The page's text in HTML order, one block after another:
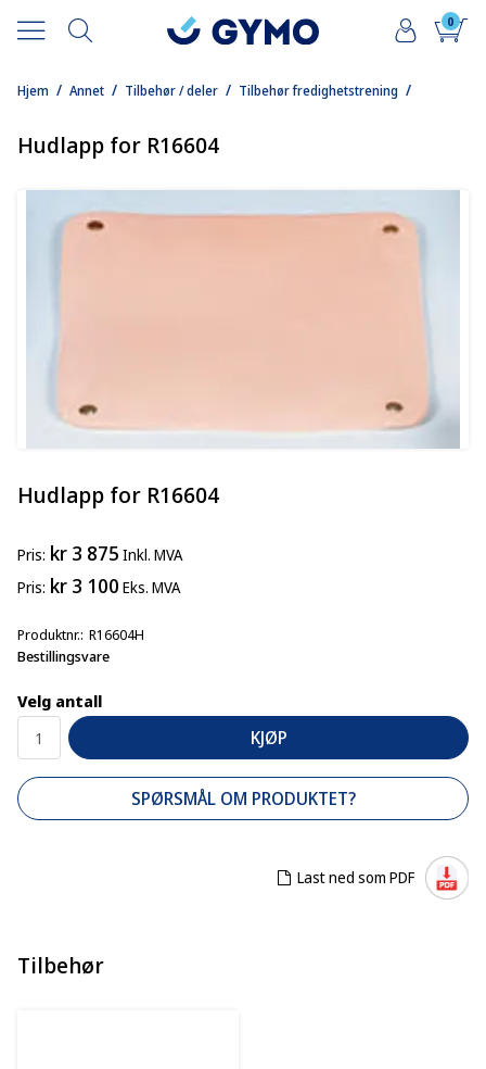
0
/
Hjem /
Annet /
Tilbehør / deler /
Tilbehør fredighetstrening
Hudlapp for R16604
Hudlapp for R16604
Pris kr 3 875 Inkl. MVA
Pris kr 3 100 Eks. MVA
Produktnr. R16604H
Bestillingsvare
Velg antall
KJØP
SPØRSMÅL OM PRODUKTET?
Last ned som PDF
Tilbehør